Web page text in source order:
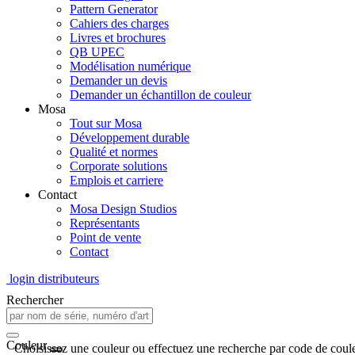
Pattern Generator
Cahiers des charges
Livres et brochures
QB UPEC
Modélisation numérique
Demander un devis
Demander un échantillon de couleur
Mosa
Tout sur Mosa
Développement durable
Qualité et normes
Corporate solutions
Emplois et carriere
Contact
Mosa Design Studios
Représentants
Point de vente
Contact
login distributeurs
Rechercher
Couleur
Choisissez une couleur ou effectuez une recherche par code de